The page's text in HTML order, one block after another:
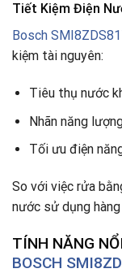
Tiết Kiệm Điện
Bosch
kiệm tài nguyên:
Tiêu thụ nước
Nhãn năng
Tối ưu điện
So với việc rửa
nước sử dụng hàng
TÍNH NĂNG
BOSCH